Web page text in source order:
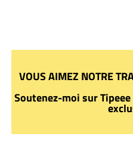
VOUS AIMEZ NOTRE
Soutenez-moi sur